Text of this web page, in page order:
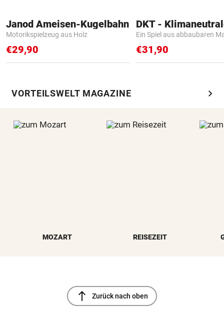
Janod Ameisen-Kugelbahn
Motorikspielzeug aus Holz
€29,90
Ein Spiel aus abbaubaren
€31,90
VORTEILSWELT MAGAZINE chevron_right
MOZART REISEZEIT
north Zurück nach oben